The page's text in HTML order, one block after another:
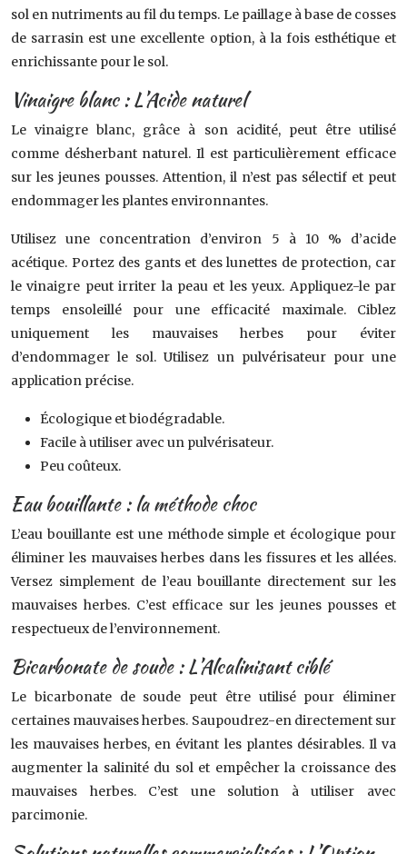
sol en nutriments au fil du temps. Le paillage à base de cosses
de sarrasin est une excellente option, à la fois esthétique et
enrichissante pour le sol.
Vinaigre blanc : L’Acide naturel
Le vinaigre blanc, grâce à son acidité, peut être utilisé
comme désherbant naturel. Il est particulièrement efficace
sur les jeunes pousses. Attention, il n’est pas sélectif et peut
endommager les plantes environnantes.
Utilisez une concentration d’environ 5 à 10 % d’acide
acétique. Portez des gants et des lunettes de protection, car
le vinaigre peut irriter la peau et les yeux. Appliquez-le par
temps ensoleillé pour une efficacité maximale. Ciblez
uniquement les mauvaises herbes pour éviter
d’endommager le sol. Utilisez un pulvérisateur pour une
application précise.
Écologique et biodégradable.
Facile à utiliser avec un pulvérisateur.
Peu coûteux.
Eau bouillante : la méthode choc
L’eau bouillante est une méthode simple et écologique pour
éliminer les mauvaises herbes dans les fissures et les allées.
Versez simplement de l’eau bouillante directement sur les
mauvaises herbes. C’est efficace sur les jeunes pousses et
respectueux de l’environnement.
Bicarbonate de soude : L’Alcalinisant ciblé
Le bicarbonate de soude peut être utilisé pour éliminer
certaines mauvaises herbes. Saupoudrez-en directement sur
les mauvaises herbes, en évitant les plantes désirables. Il va
augmenter la salinité du sol et empêcher la croissance des
mauvaises herbes. C’est une solution à utiliser avec
parcimonie.